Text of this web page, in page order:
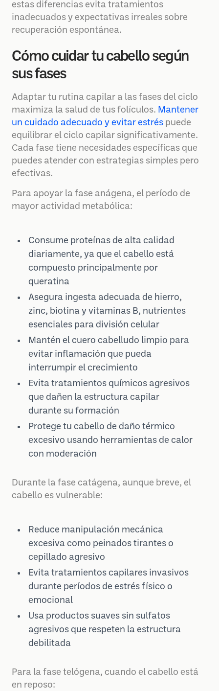
estas diferencias evita tratamientos
inadecuados y expectativas irreales sobre
recuperación espontánea.
Cómo cuidar tu cabello según
sus fases
Adaptar tu rutina capilar a las fases del ciclo
maximiza la salud de tus folículos. Mantener
un cuidado adecuado y evitar estrés puede
equilibrar el ciclo capilar significativamente.
Cada fase tiene necesidades específicas que
puedes atender con estrategias simples pero
efectivas.
Para apoyar la fase anágena, el período de
mayor actividad metabólica:
Consume proteínas de alta calidad
diariamente, ya que el cabello está
compuesto principalmente por
queratina
Asegura ingesta adecuada de hierro,
zinc, biotina y vitaminas B, nutrientes
esenciales para división celular
Mantén el cuero cabelludo limpio para
evitar inflamación que pueda
interrumpir el crecimiento
Evita tratamientos químicos agresivos
que dañen la estructura capilar
durante su formación
Protege tu cabello de daño térmico
excesivo usando herramientas de calor
con moderación
Durante la fase catágena, aunque breve, el
cabello es vulnerable:
Reduce manipulación mecánica
excesiva como peinados tirantes o
cepillado agresivo
Evita tratamientos capilares invasivos
durante períodos de estrés físico o
emocional
Usa productos suaves sin sulfatos
agresivos que respeten la estructura
debilitada
Para la fase telógena, cuando el cabello está
en reposo: